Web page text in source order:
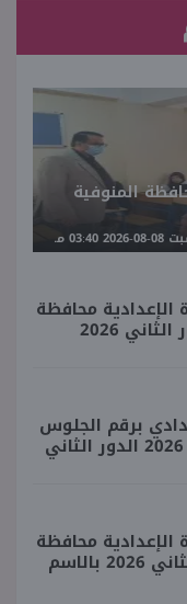
المنوفية
03:40 مـ
الإعدادية محافظة
2026
برقم الجلوس
الإعدادية محافظة